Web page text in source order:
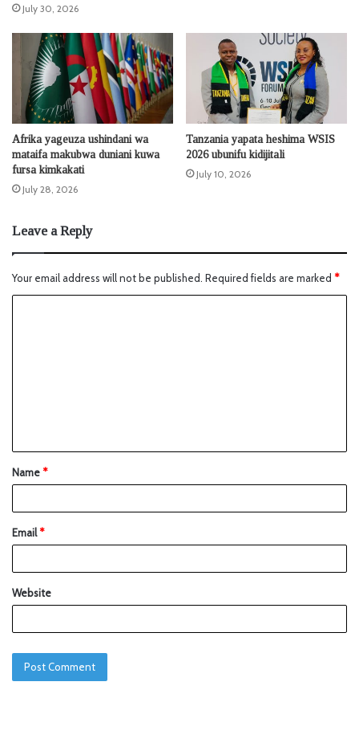
July 30, 2026
Afrika yageuza ushindani wa
mataifa makubwa duniani kuwa
fursa kimkakati
July 28, 2026
Tanzania yapata heshima WSIS
2026 ubunifu kidijitali
July 10, 2026
Leave a Reply
Your email address will not be published. Required fields are marked *
Name*
Email*
Website